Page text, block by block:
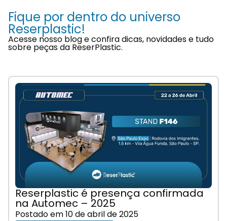
Fique por dentro do universo
Reserplastic!
Acesse nosso blog e confira dicas, novidades e tudo
sobre peças da ReserPlastic.
Reserplastic é presença confirmada
na Automec – 2025
Postado em10 de abril de 2025